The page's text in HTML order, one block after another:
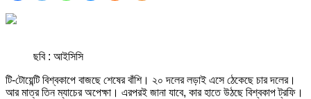
ছবি : আইসিসি
টি-টোয়েন্টি বিশ্বকাপে বাজছে শেষের বাঁশি। ২০ দলের লড়াই এসে ঠেকেছে চার দলের।
আর মাত্র তিন ম্যাচের অপেক্ষা। এরপরই জানা যাবে, কার হাতে উঠছে বিশ্বকাপ ট্রফি।